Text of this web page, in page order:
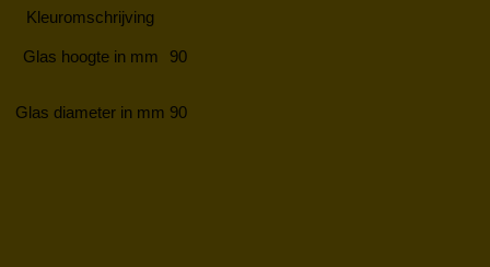
Kleuromschrijving
Glas hoogte in mm 90
Glas diameter in mm 90